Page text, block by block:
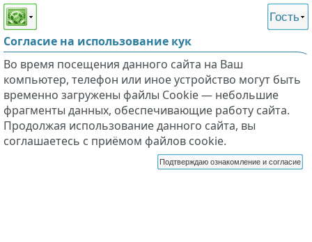
Этот сайт поддерживает
слабовидящих
Гость
Согласие на использование кук
Во время посещения данного сайта на Ваш
компьютер, телефон или иное устройство могут быть
временно загружены файлы Cookie — небольшие
фрагменты данных, обеспечивающие работу сайта.
Продолжая использование данного сайта, вы
соглашаетесь с приёмом файлов cookie.
Подтверждаю ознакомление и согласие